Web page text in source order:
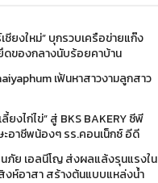
ชียงใหม่” บุกรวบเครือข่ายแก๊ง
ดของกลางนับร้อยคาบ้าน
เฟ้นหาสาวงามลูกสาว
ลี้ยงไก่ไข่” สู่ BKS BAKERY ซีพี
อาชีพน้องๆ รร.คอนเน็กซ์ อีดี
ภัย เอลนีโญ ส่งผลแล้งรุนแรงใน
งห์อาสา สร้างต้นแบบแหล่งน้ำ